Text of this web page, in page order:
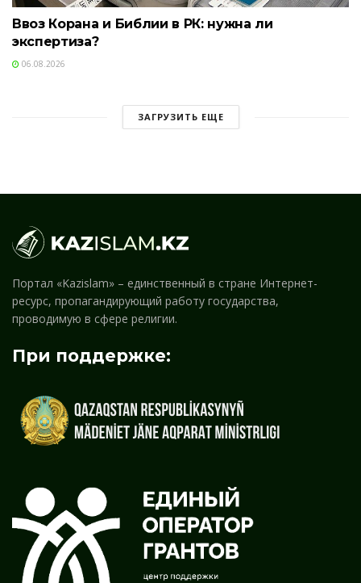
Ввоз Корана и Библии в РК: нужна ли
экспертиза?
06.08.2026
ЗАГРУЗИТЬ ЕЩЕ
Портал «Kazislam» – единственный в стране Интернет-
ресурс, пропагандирующий работу государства,
проводимую в сфере религии.
При поддержке: